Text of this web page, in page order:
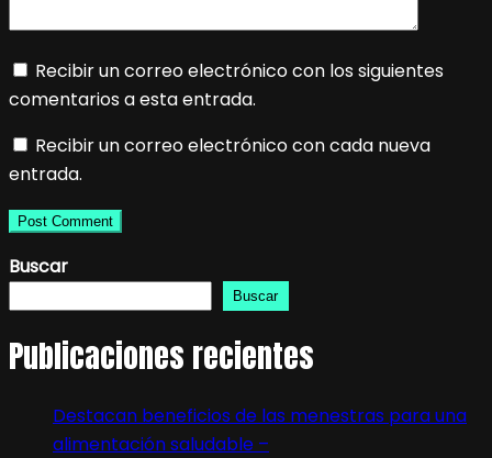
Recibir un correo electrónico con los siguientes
comentarios a esta entrada.
Recibir un correo electrónico con cada nueva
entrada.
Buscar
Buscar
Publicaciones recientes
Destacan beneficios de las menestras para una
alimentación saludable –